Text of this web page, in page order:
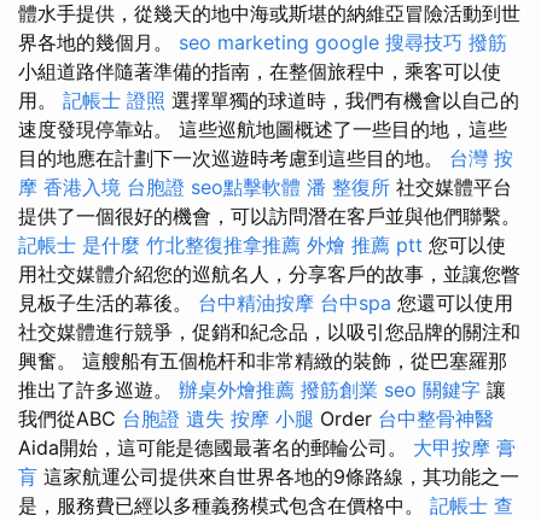
體水手提供，從幾天的地中海或斯堪的納維亞冒險活動到世
界各地的幾個月。 seo marketing google 搜尋技巧 撥筋
小組道路伴隨著準備的指南，在整個旅程中，乘客可以使
用。 記帳士 證照 選擇單獨的球道時，我們有機會以自己的
速度發現停靠站。 這些巡航地圖概述了一些目的地，這些
目的地應在計劃下一次巡遊時考慮到這些目的地。 台灣 按
摩 香港入境 台胞證 seo點擊軟體 潘 整復所 社交媒體平台
提供了一個很好的機會，可以訪問潛在客戶並與他們聯繫。
記帳士 是什麼 竹北整復推拿推薦 外燴 推薦 ptt 您可以使
用社交媒體介紹您的巡航名人，分享客戶的故事，並讓您瞥
見板子生活的幕後。 台中精油按摩 台中spa 您還可以使用
社交媒體進行競爭，促銷和紀念品，以吸引您品牌的關注和
興奮。 這艘船有五個桅杆和非常精緻的裝飾，從巴塞羅那
推出了許多巡遊。 辦桌外燴推薦 撥筋創業 seo 關鍵字 讓
我們從ABC 台胞證 遺失 按摩 小腿 Order 台中整骨神醫
Aida開始，這可能是德國最著名的郵輪公司。 大甲按摩 膏
肓 這家航運公司提供來自世界各地的9條路線，其功能之一
是，服務費已經以多種義務模式包含在價格中。 記帳士 查